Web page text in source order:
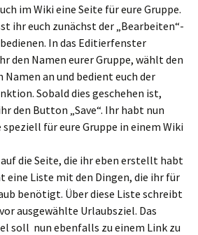
im Wiki eine Seite für eure Gruppe.
ihr euch zunächst der „Bearbeiten“-
In das Editierfenster
den Namen eurer Gruppe, wählt den
Namen an und bedient euch der
Sobald dies geschehen ist,
den Button „Save“. Ihr habt nun
speziell für eure Gruppe in einem Wiki
die Seite, die ihr eben erstellt habt
eine Liste mit den Dingen, die ihr für
benötigt. Über diese Liste schreibt
ausgewählte Urlaubsziel. Das
soll nun ebenfalls zu einem Link zu